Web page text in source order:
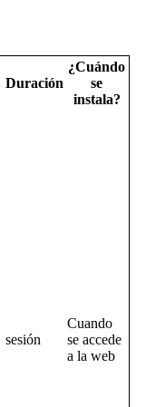
Duración
¿Cuándo
se
instala?
sesión
Cuando
se accede
a la web